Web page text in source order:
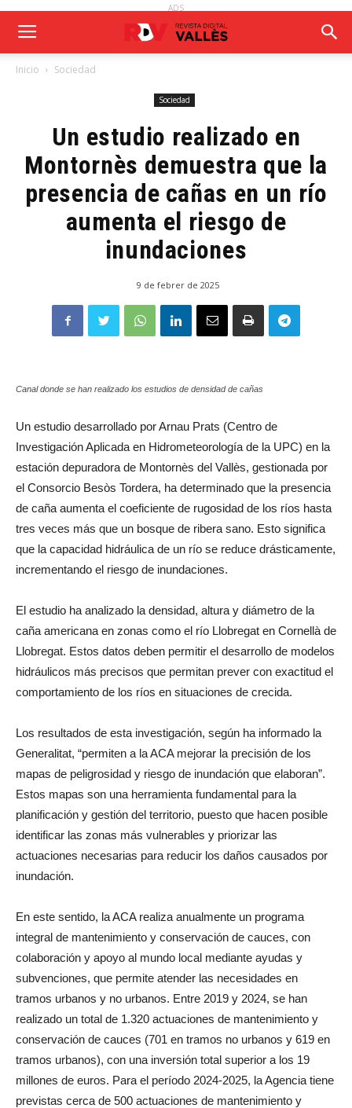
ADS
Inicio Sociedad
Sociedad
Un estudio realizado en
Montornès demuestra que la
presencia de cañas en un río
aumenta el riesgo de
inundaciones
9 de febrer de 2025
Canal donde se han realizado los estudios de densidad de cañas
Un estudio desarrollado por Arnau Prats (Centro de
Investigación Aplicada en Hidrometeorología de la UPC) en la
estación depuradora de Montornès del Vallès, gestionada por
el Consorcio Besòs Tordera, ha determinado que la presencia
de caña aumenta el coeficiente de rugosidad de los ríos hasta
tres veces más que un bosque de ribera sano. Esto significa
que la capacidad hidráulica de un río se reduce drásticamente,
incrementando el riesgo de inundaciones.
El estudio ha analizado la densidad, altura y diámetro de la
caña americana en zonas como el río Llobregat en Cornellà de
Llobregat. Estos datos deben permitir el desarrollo de modelos
hidráulicos más precisos que permitan prever con exactitud el
comportamiento de los ríos en situaciones de crecida.
Los resultados de esta investigación, según ha informado la
Generalitat, “permiten a la ACA mejorar la precisión de los
mapas de peligrosidad y riesgo de inundación que elaboran”.
Estos mapas son una herramienta fundamental para la
planificación y gestión del territorio, puesto que hacen posible
identificar las zonas más vulnerables y priorizar las
actuaciones necesarias para reducir los daños causados ​​por
inundación.
En este sentido, la ACA realiza anualmente un programa
integral de mantenimiento y conservación de cauces, con
colaboración y apoyo al mundo local mediante ayudas y
subvenciones, que permite atender las necesidades en
tramos urbanos y no urbanos. Entre 2019 y 2024, se han
realizado un total de 1.320 actuaciones de mantenimiento y
conservación de cauces (701 en tramos no urbanos y 619 en
tramos urbanos), con una inversión total superior a los 19
millones de euros. Para el período 2024-2025, la Agencia tiene
previstas cerca de 500 actuaciones de mantenimiento y